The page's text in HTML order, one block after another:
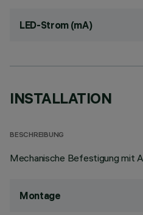
LED-Strom (mA)
INSTALLATION
BESCHREIBUNG
Mechanische Befestigung mit
Montage